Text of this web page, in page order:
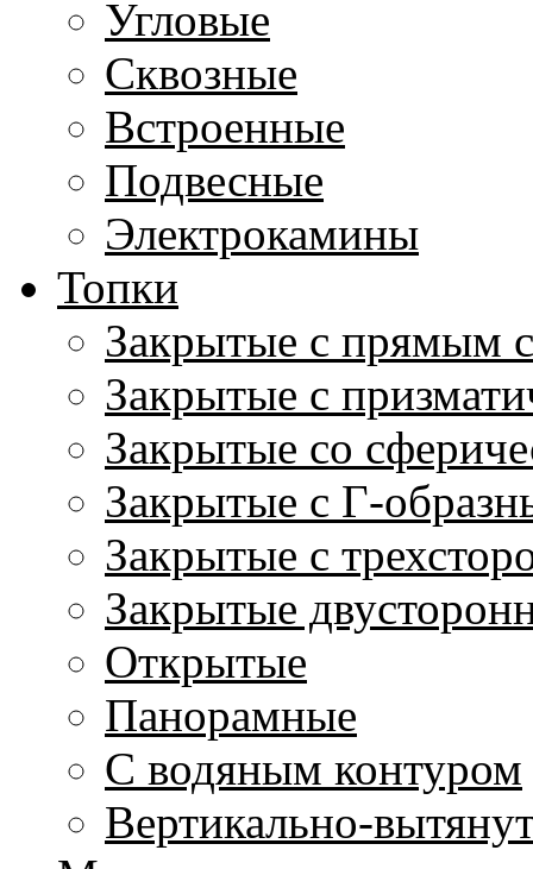
Угловые
Сквозные
Встроенные
Подвесные
Электрокамины
Топки
Закрытые с прямым
Закрытые с
Закрытые со
Закрытые с Г-
Закрытые с
Закрытые
Открытые
Панорамные
С водяным контуром
Вертикально-